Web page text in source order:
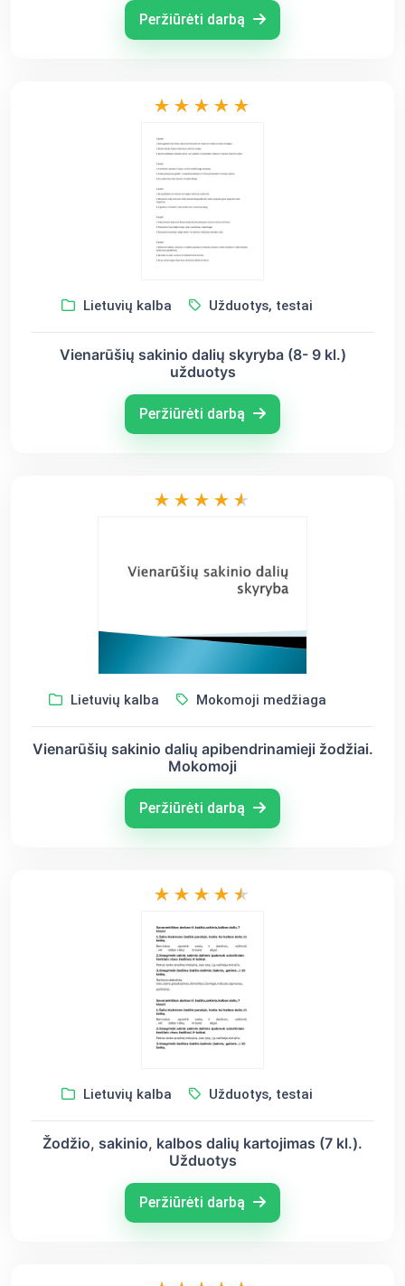
Peržiūrėti darbą
Lietuvių kalba Užduotys, testai
Vienarūšių sakinio dalių skyryba (8- 9 kl.)
užduotys
Peržiūrėti darbą
Lietuvių kalba Mokomoji medžiaga
Vienarūšių sakinio dalių apibendrinamieji žodžiai.
Mokomoji
Peržiūrėti darbą
Lietuvių kalba Užduotys, testai
Žodžio, sakinio, kalbos dalių kartojimas (7 kl.).
Užduotys
Peržiūrėti darbą